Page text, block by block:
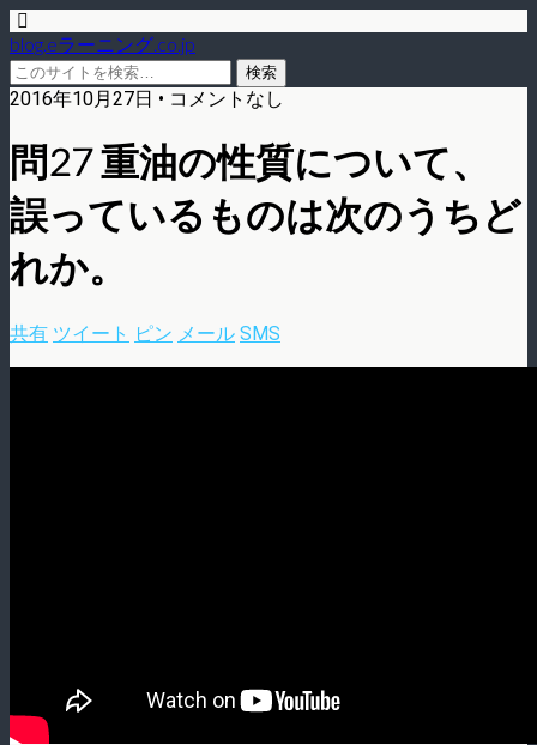
blog.eラーニング.co.jp
2016年10月27日 • コメントなし
問27 重油の性質について、
誤っているものは次のうちど
れか。
共有 ツイート ピン メール SMS